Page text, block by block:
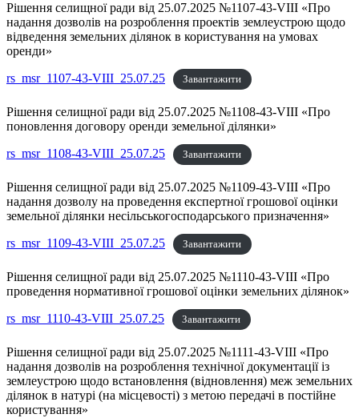
Рішення селищної ради від 25.07.2025 №1107-43-VIII «Про
надання дозволів на розроблення проектів землеустрою щодо
відведення земельних ділянок в користування на умовах
оренди»
rs_msr_1107-43-VIII_25.07.25
Завантажити
Рішення селищної ради від 25.07.2025 №1108-43-VIII «Про
поновлення договору оренди земельної ділянки»
rs_msr_1108-43-VIII_25.07.25
Завантажити
Рішення селищної ради від 25.07.2025 №1109-43-VIII «Про
надання дозволу на проведення експертної грошової оцінки
земельної ділянки несільськогосподарського призначення»
rs_msr_1109-43-VIII_25.07.25
Завантажити
Рішення селищної ради від 25.07.2025 №1110-43-VIII «Про
проведення нормативної грошової оцінки земельних ділянок»
rs_msr_1110-43-VIII_25.07.25
Завантажити
Рішення селищної ради від 25.07.2025 №1111-43-VIII «Про
надання дозволів на розроблення технічної документації із
землеустрою щодо встановлення (відновлення) меж земельних
ділянок в натурі (на місцевості) з метою передачі в постійне
користування»